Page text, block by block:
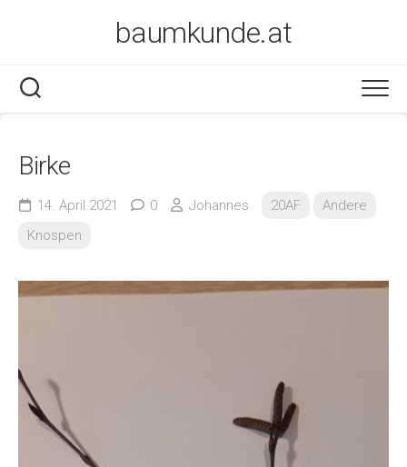
baumkunde.at
Birke
14. April 2021 0 Johannes 20AF
Andere
Knospen